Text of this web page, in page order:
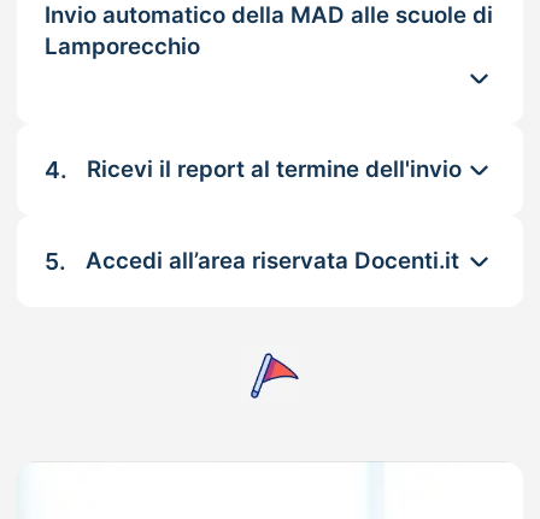
Invio automatico della MAD alle scuole di
Lamporecchio
4. Ricevi il report al termine dell'invio
5. Accedi all’area riservata Docenti.it